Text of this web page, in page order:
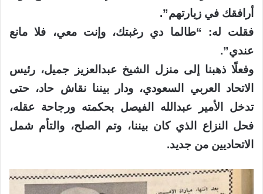
أرافقك في زيارتهم”.
فقلت له: “طالما دي رغبتك، وإنت معي، فلا مانع
عندي”.
وفعلًا ذهبنا إلى منزل الشيخ عبدالعزيز جميل، رئيس
الاتحاد العربي السعودي، ودار بيننا نقاش حاد، حتى
تدخل الأمير عبدالله الفيصل بحكمته ورجاحة عقله،
فحل النزاع الذي كان بيننا، وتم الصلح، والتأم شمل
الاتحاديين من جديد.